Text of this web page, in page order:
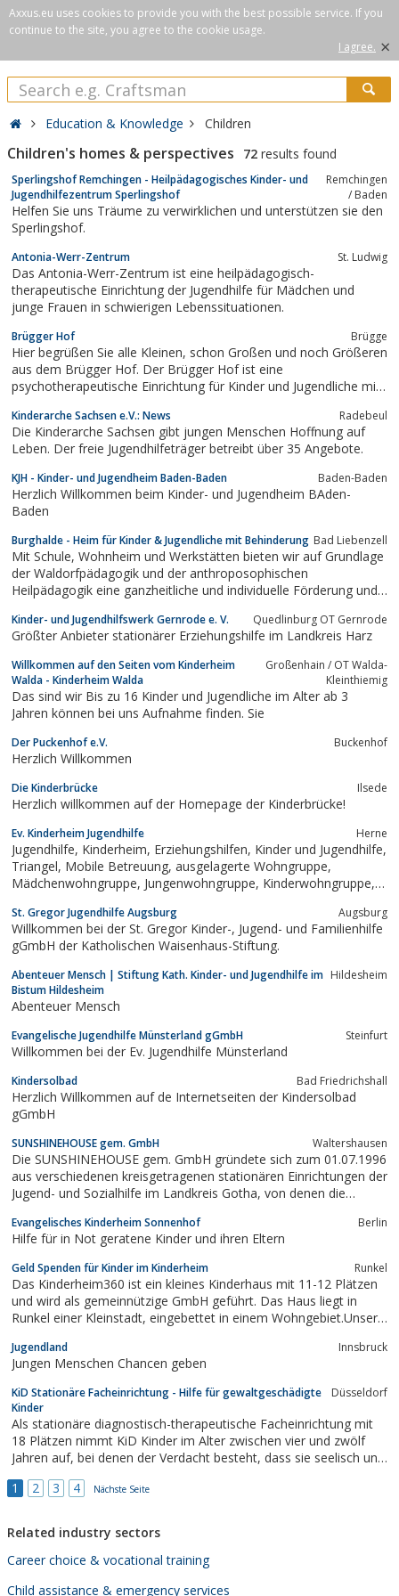
Axxus.eu uses cookies to provide you with the best possible service. If you
continue to the site, you agree to the cookie usage.
I agree. ×
Education & Knowledge Children
Children's homes & perspectives 72 results found
Sperlingshof Remchingen - Heilpädagogisches Kinder- und
Jugendhilfezentrum Sperlingshof
Remchingen
/ Baden
Helfen Sie uns Träume zu verwirklichen und unterstützen sie den
Sperlingshof.
Antonia-Werr-Zentrum St. Ludwig
Das Antonia-Werr-Zentrum ist eine heilpädagogisch-
therapeutische Einrichtung der Jugendhilfe für Mädchen und
junge Frauen in schwierigen Lebenssituationen.
Brügger Hof Brügge
Hier begrüßen Sie alle Kleinen, schon Großen und noch Größeren
aus dem Brügger Hof. Der Brügger Hof ist eine
psychotherapeutische Einrichtung für Kinder und Jugendliche mit
Wiedereingliederung.
Kinderarche Sachsen e.V.: News Radebeul
Die Kinderarche Sachsen gibt jungen Menschen Hoffnung auf
Leben. Der freie Jugendhilfeträger betreibt über 35 Angebote.
KJH - Kinder- und Jugendheim Baden-Baden Baden-Baden
Herzlich Willkommen beim Kinder- und Jugendheim BAden-
Baden
Burghalde - Heim für Kinder & Jugendliche mit Behinderung Bad Liebenzell
Mit Schule, Wohnheim und Werkstätten bieten wir auf Grundlage
der Waldorfpädagogik und der anthroposophischen
Heilpädagogik eine ganzheitliche und individuelle Förderung und
Kinder- und Jugendhilfswerk Gernrode e. V. Quedlinburg OT Gernrode
Größter Anbieter stationärer Erziehungshilfe im Landkreis Harz
Willkommen auf den Seiten vom Kinderheim
Walda - Kinderheim Walda
Großenhain / OT Walda-
Kleinthiemig
Das sind wir Bis zu 16 Kinder und Jugendliche im Alter ab 3
Jahren können bei uns Aufnahme finden. Sie
Der Puckenhof e.V. Buckenhof
Herzlich Willkommen
Die Kinderbrücke Ilsede
Herzlich willkommen auf der Homepage der Kinderbrücke!
Ev. Kinderheim Jugendhilfe Herne
Jugendhilfe, Kinderheim, Erziehungshilfen, Kinder und Jugendhilfe,
Triangel, Mobile Betreuung, ausgelagerte Wohngruppe,
Mädchenwohngruppe, Jungenwohngruppe, Kinderwohngruppe,
Intensivangebote, Wohngruppen, Flexible und ambulante
Dienste, Familienaktivierende Hilfen,...
St. Gregor Jugendhilfe Augsburg Augsburg
Willkommen bei der St. Gregor Kinder-, Jugend- und Familienhilfe
gGmbH der Katholischen Waisenhaus-Stiftung.
Abenteuer Mensch | Stiftung Kath. Kinder- und Jugendhilfe im
Bistum Hildesheim
Hildesheim
Abenteuer Mensch
Evangelische Jugendhilfe Münsterland gGmbH Steinfurt
Willkommen bei der Ev. Jugendhilfe Münsterland
Kindersolbad Bad Friedrichshall
Herzlich Willkommen auf de Internetseiten der Kindersolbad
gGmbH
SUNSHINEHOUSE gem. GmbH Waltershausen
Die SUNSHINEHOUSE gem. GmbH gründete sich zum 01.07.1996
aus verschiedenen kreisgetragenen stationären Einrichtungen der
Jugend- und Sozialhilfe im Landkreis Gotha, von denen die
und die "Klostermühle" in Waltershausen / Schnepfenthal die...
Evangelisches Kinderheim Sonnenhof Berlin
Hilfe für in Not geratene Kinder und ihren Eltern
Geld Spenden für Kinder im Kinderheim Runkel
Das Kinderheim360 ist ein kleines Kinderhaus mit 11-12 Plätzen
und wird als gemeinnützige GmbH geführt. Das Haus liegt in
Runkel einer Kleinstadt, eingebettet in einem Wohngebiet.Unser
Demzufolge sind im Kinderheim360Grad sechs pädagogische
Mitarbeiter/innen, Erzieher und...
Jugendland Innsbruck
Jungen Menschen Chancen geben
KiD Stationäre Facheinrichtung - Hilfe für gewaltgeschädigte
Kinder
Düsseldorf
Als stationäre diagnostisch-therapeutische Facheinrichtung mit
18 Plätzen nimmt KiD Kinder im Alter zwischen vier und zwölf
Jahren auf, bei denen der Verdacht besteht, dass sie seelisch und
Kindern und ihren Herkunftsfamilien geben wir mitten in
1 2 3 4 Nächste Seite
Related industry sectors
Career choice & vocational training
Child assistance & emergency services